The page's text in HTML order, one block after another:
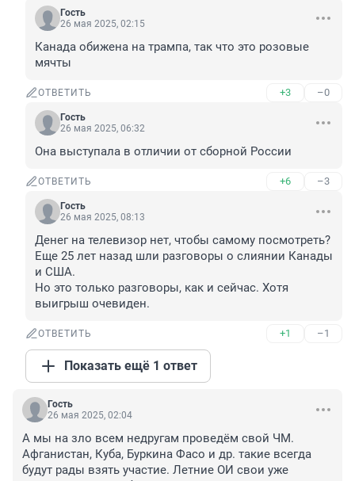
Гость
26 мая 2025, 02:15
Канада обижена на трампа, так что это розовые
мячты
ОТВЕТИТЬ +3 –0
Гость
26 мая 2025, 06:32
Она выступала в отличии от сборной России
ОТВЕТИТЬ +6 –3
Гость
26 мая 2025, 08:13
Денег на телевизор нет, чтобы самому посмотреть?
Еще 25 лет назад шли разговоры о слиянии Канады
и США.
Но это только разговоры, как и сейчас. Хотя
выигрыш очевиден.
ОТВЕТИТЬ +1 –1
Показать ещё 1 ответ
Гость
26 мая 2025, 02:04
А мы на зло всем недругам проведём свой ЧМ.
Афганистан, Куба, Буркина Фасо и др. такие всегда
будут рады взять участие. Летние ОИ свои уже